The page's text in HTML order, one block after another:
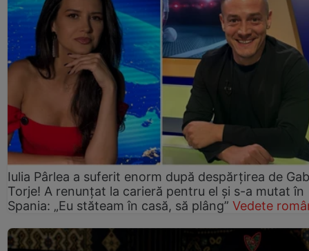
Iulia Pârlea a suferit enorm după despărțirea de
Torje! A renunțat la carieră pentru el și s-a mutat în
Spania: „Eu stăteam în casă, să plâng” Vedete